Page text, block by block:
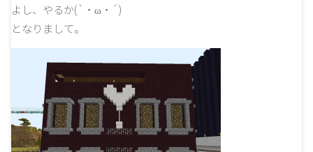
よし、やるか(`・ω・´)
となりまして。